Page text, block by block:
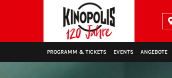
PROGRAMM & TICKETS EVENTS ANGEBOTE